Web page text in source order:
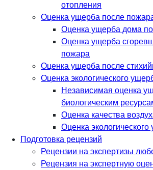
отопления
Оценка ущерба после
Оценка ущерба дома
Оценка ущерба
пожара
Оценка ущерба после
Оценка экологического
Независимая оценка
биологическим
Оценка качества
Оценка
Подготовка рецензий
Рецензии на экспертизы
Рецензия на экспертную